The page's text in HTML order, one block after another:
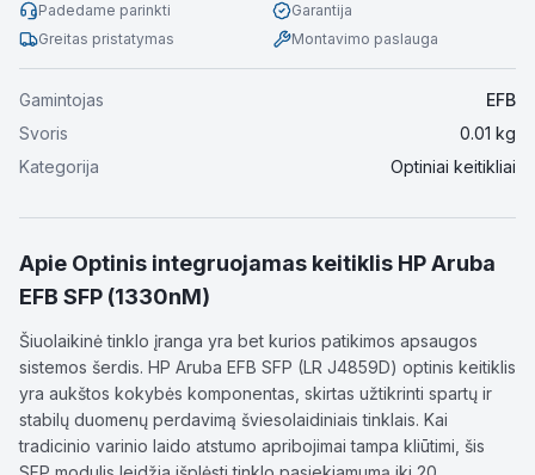
Padedame parinkti
Garantija
Greitas pristatymas
Montavimo paslauga
Gamintojas
EFB
Svoris
0.01 kg
Kategorija
Optiniai keitikliai
Apie Optinis integruojamas keitiklis HP Aruba
EFB SFP (1330nM)
Šiuolaikinė tinklo įranga yra bet kurios patikimos apsaugos
sistemos šerdis. HP Aruba EFB SFP (LR J4859D) optinis keitiklis
yra aukštos kokybės komponentas, skirtas užtikrinti spartų ir
stabilų duomenų perdavimą šviesolaidiniais tinklais. Kai
tradicinio varinio laido atstumo apribojimai tampa kliūtimi, šis